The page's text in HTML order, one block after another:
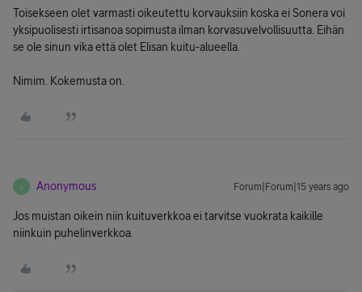
Toisekseen olet varmasti oikeutettu korvauksiin koska ei Sonera voi
yksipuolisesti irtisanoa sopimusta ilman korvasuvelvollisuutta. Eihän
se ole sinun vika että olet Elisan kuitu-alueella.
Nimim. Kokemusta on.
A Anonymous Forum|Forum|15 years ago
Jos muistan oikein niin kuituverkkoa ei tarvitse vuokrata kaikille
niinkuin puhelinverkkoa.